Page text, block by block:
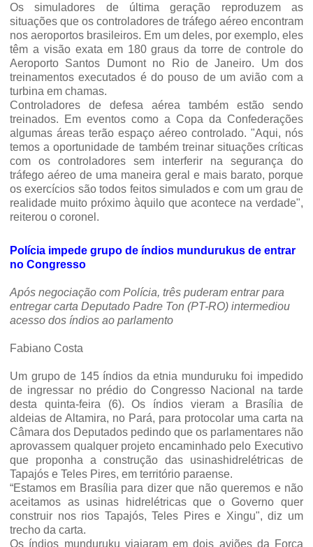
Os simuladores de última geração reproduzem as
situações que os controladores de tráfego aéreo encontram
nos aeroportos brasileiros. Em um deles, por exemplo, eles
têm a visão exata em 180 graus da torre de controle do
Aeroporto Santos Dumont no Rio de Janeiro. Um dos
treinamentos executados é do pouso de um avião com a
turbina em chamas.
Controladores de defesa aérea também estão sendo
treinados. Em eventos como a Copa da Confederações
algumas áreas terão espaço aéreo controlado. "Aqui, nós
temos a oportunidade de também treinar situações críticas
com os controladores sem interferir na segurança do
tráfego aéreo de uma maneira geral e mais barato, porque
os exercícios são todos feitos simulados e com um grau de
realidade muito próximo àquilo que acontece na verdade",
reiterou o coronel.
Polícia impede grupo de índios mundurukus de entrar
no Congresso
Após negociação com Polícia, três puderam entrar para
entregar carta Deputado Padre Ton (PT-RO) intermediou
acesso dos índios ao parlamento
Fabiano Costa
Um grupo de 145 índios da etnia munduruku foi impedido
de ingressar no prédio do Congresso Nacional na tarde
desta quinta-feira (6). Os índios vieram a Brasília de
aldeias de Altamira, no Pará, para protocolar uma carta na
Câmara dos Deputados pedindo que os parlamentares não
aprovassem qualquer projeto encaminhado pelo Executivo
que proponha a construção das usinashidrelétricas de
Tapajós e Teles Pires, em território paraense.
“Estamos em Brasília para dizer que não queremos e não
aceitamos as usinas hidrelétricas que o Governo quer
construir nos rios Tapajós, Teles Pires e Xingu", diz um
trecho da carta.
Os índios munduruku viajaram em dois aviões da Força